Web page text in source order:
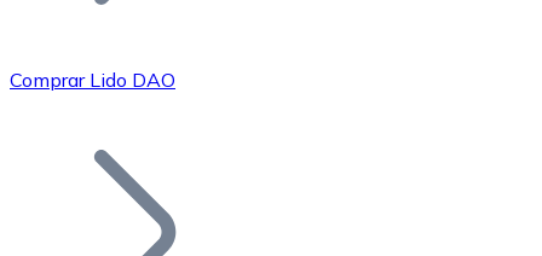
Bitcoin
Comprar Lido DAO